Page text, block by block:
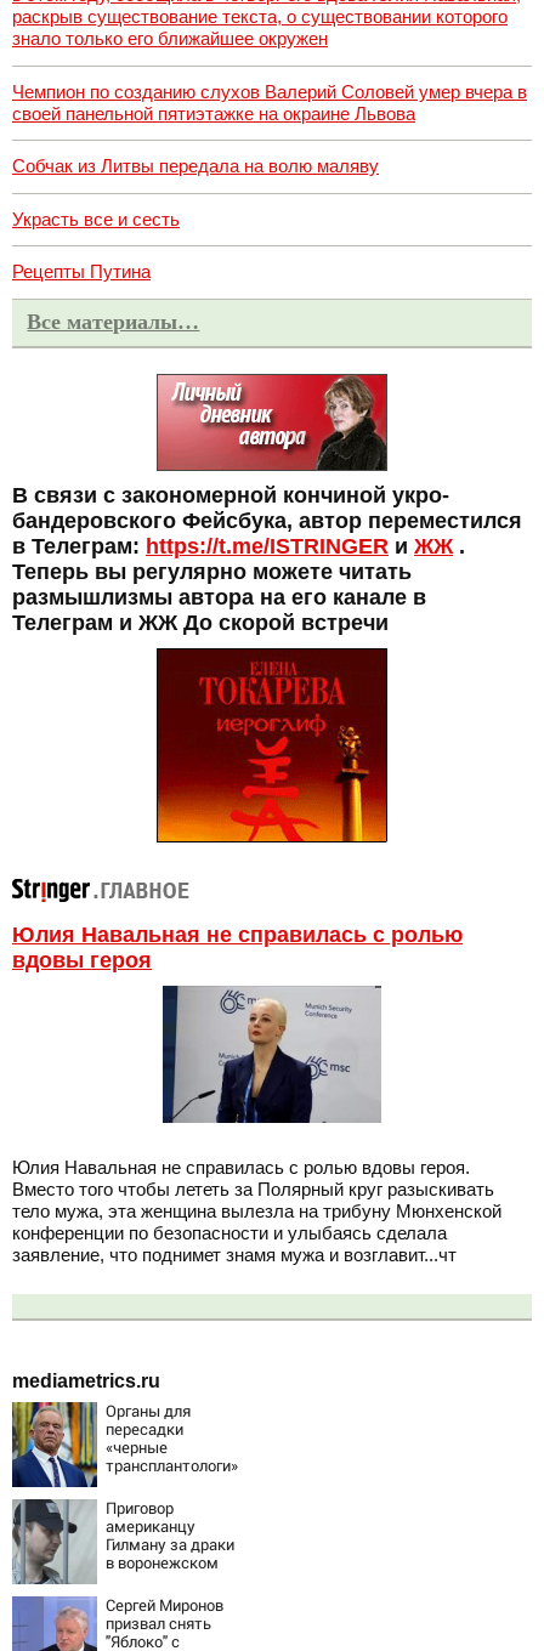
раскрыв существование текста, о существовании которого
знало только его ближайшее окружен
Чемпион по созданию слухов Валерий Соловей умер вчера в
своей панельной пятиэтажке на окраине Львова
Собчак из Литвы передала на волю маляву
Украсть все и сесть
Рецепты Путина
Все материалы…
В связи с закономерной кончиной укро-
бандеровского Фейсбука, автор переместился
в Телеграм: https://t.me/ISTRINGER и ЖЖ .
Теперь вы регулярно можете читать
размышлизмы автора на его канале в
Телеграм и ЖЖ До скорой встречи
Юлия Навальная не справилась с ролью
вдовы героя
Юлия Навальная не справилась с ролью вдовы героя.
Вместо того чтобы лететь за Полярный круг разыскивать
тело мужа, эта женщина вылезла на трибуну Мюнхенской
конференции по безопасности и улыбаясь сделала
заявление, что поднимет знамя мужа и возглавит...чт
mediametrics.ru
Органы для
пересадки
«черные
трансплантологи»
живых пациентов
Приговор
американцу
Гилману за драки
в воронежском
потребовали
ужесточить -
Новости на
Сергей Миронов
призвал снять
"Яблоко" с